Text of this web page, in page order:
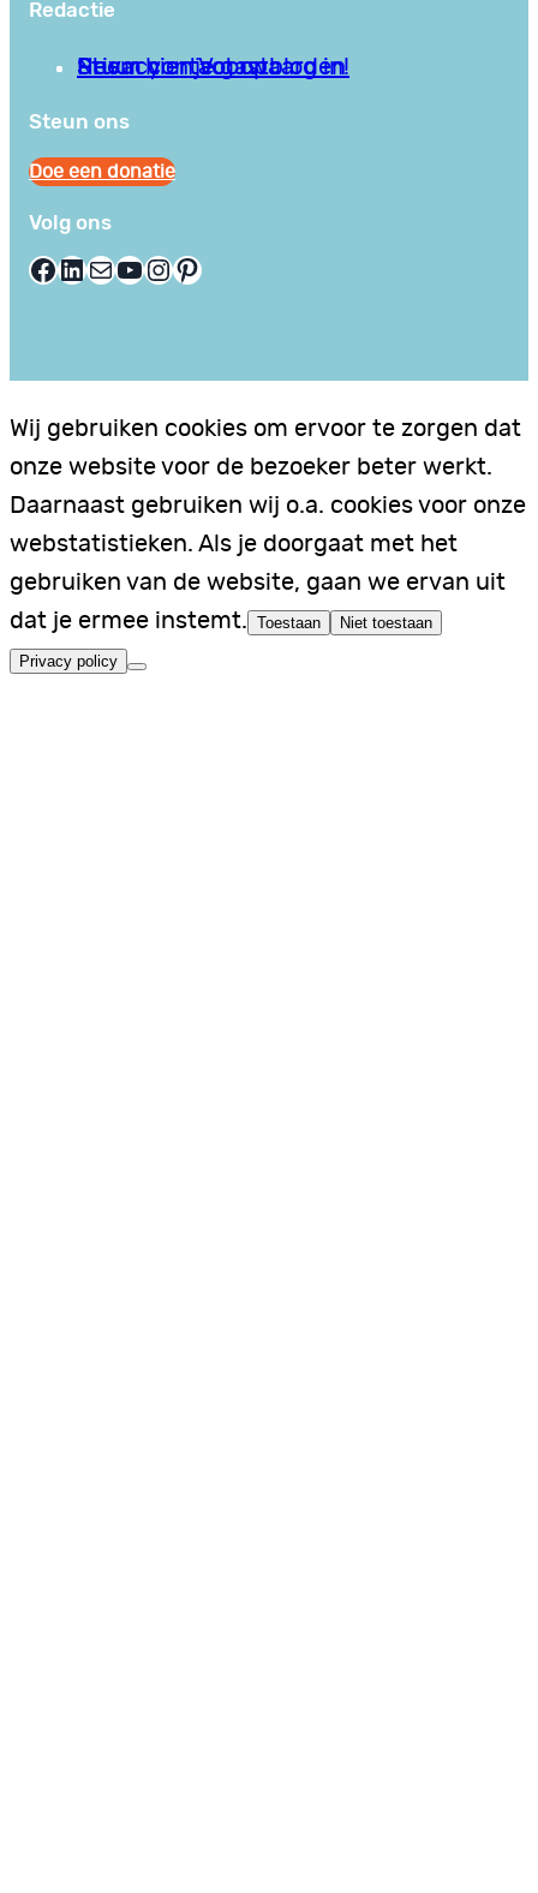
Redactie
Privacy en Voorwaarden
Stuur hier je gastblog in!
Neem contact op
Steun ons
Doe een donatie
Volg ons
Facebook LinkedIn E-mail YouTube InstagramPinterest
Wij gebruiken cookies om ervoor te zorgen dat
onze website voor de bezoeker beter werkt.
Daarnaast gebruiken wij o.a. cookies voor onze
webstatistieken. Als je doorgaat met het
gebruiken van de website, gaan we ervan uit
dat je ermee instemt. Toestaan Niet toestaan
Privacy policy